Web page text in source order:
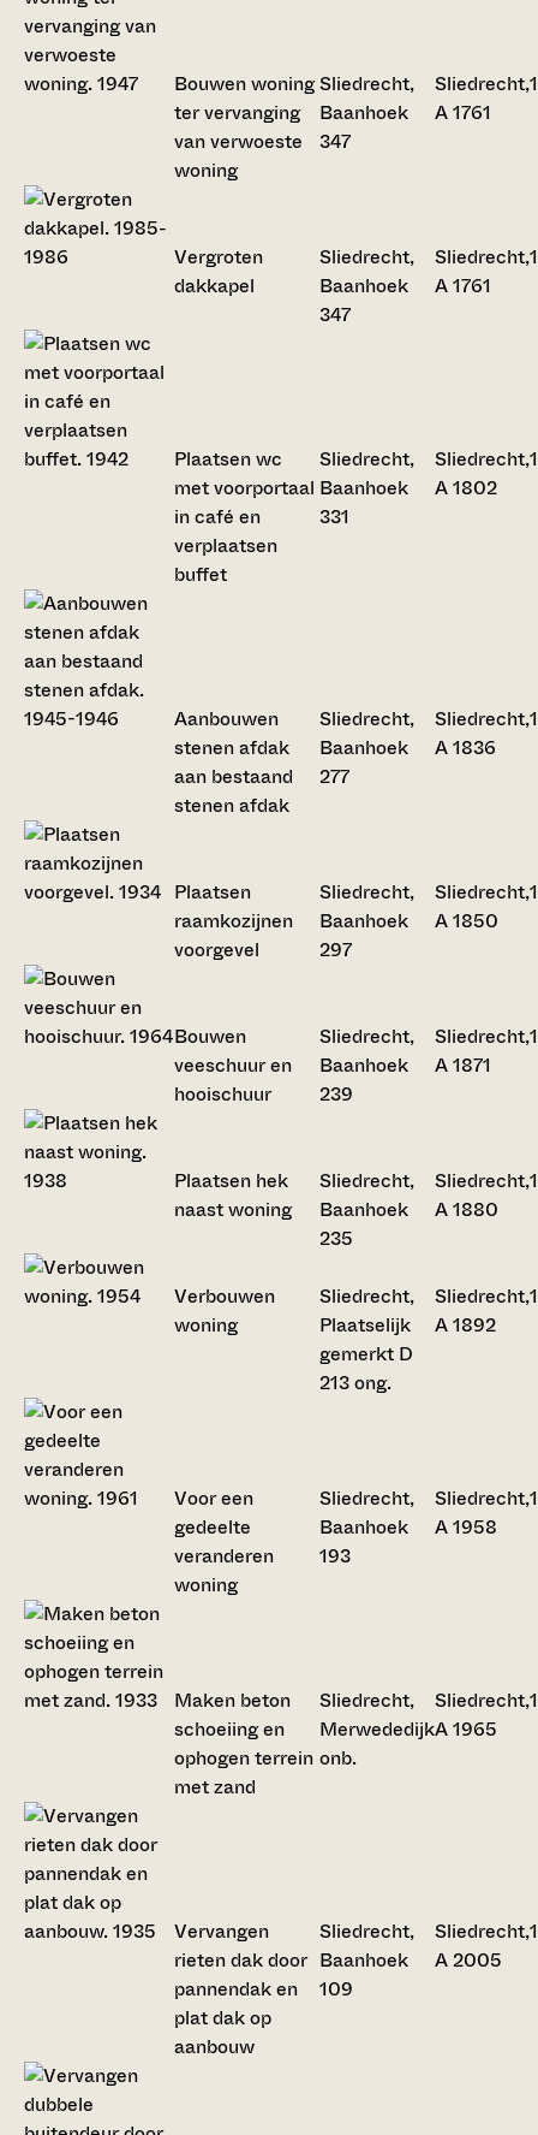
Bouwen woning
ter vervanging
van verwoeste
woning
Sliedrecht,
Baanhoek
347
Sliedrecht,
A 1761
Vergroten
dakkapel
Sliedrecht,
Baanhoek
347
Sliedrecht,
A 1761
Plaatsen wc
met voorportaal
in café en
verplaatsen
buffet
Sliedrecht,
Baanhoek
331
Sliedrecht,
A 1802
Aanbouwen
stenen afdak
aan bestaand
stenen afdak
Sliedrecht,
Baanhoek
277
Sliedrecht,
A 1836
Plaatsen
raamkozijnen
voorgevel
Sliedrecht,
Baanhoek
297
Sliedrecht,
A 1850
Bouwen
veeschuur en
hooischuur
Sliedrecht,
Baanhoek
239
Sliedrecht,
A 1871
Plaatsen hek
naast woning
Sliedrecht,
Baanhoek
235
Sliedrecht,
A 1880
Verbouwen
woning
Sliedrecht,
Plaatselijk
gemerkt D
213 ong.
Sliedrecht,
A 1892
Voor een
gedeelte
veranderen
woning
Sliedrecht,
Baanhoek
193
Sliedrecht,
A 1958
Maken beton
schoeiing en
ophogen terrein
met zand
Sliedrecht,
Merwededijk
onb.
Sliedrecht,
A 1965
Vervangen
rieten dak door
pannendak en
plat dak op
aanbouw
Sliedrecht,
Baanhoek
109
Sliedrecht,
A 2005